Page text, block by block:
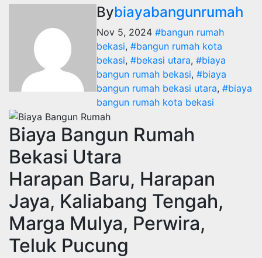
Bybiayabangunrumah
Nov 5, 2024 #bangun rumah
bekasi, #bangun rumah kota
bekasi, #bekasi utara, #biaya
bangun rumah bekasi, #biaya
bangun rumah bekasi utara, #biaya
bangun rumah kota bekasi
Biaya Bangun Rumah
Bekasi Utara
Harapan Baru, Harapan
Jaya, Kaliabang Tengah,
Marga Mulya, Perwira,
Teluk Pucung